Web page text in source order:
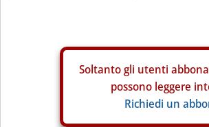
Soltanto gli utenti
possono leggere
Richiedi un